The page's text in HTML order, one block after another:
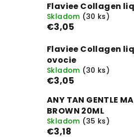
Flaviee Collagen
Skladom (30 ks)
€3,05
Flaviee Collagen
ovocie
Skladom (30 ks)
€3,05
ANY TAN GENTLE
BROWN 20ML
Skladom (35 ks)
€3,18